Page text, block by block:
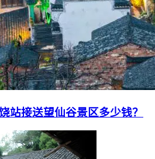
站接送望仙谷景区多少钱？